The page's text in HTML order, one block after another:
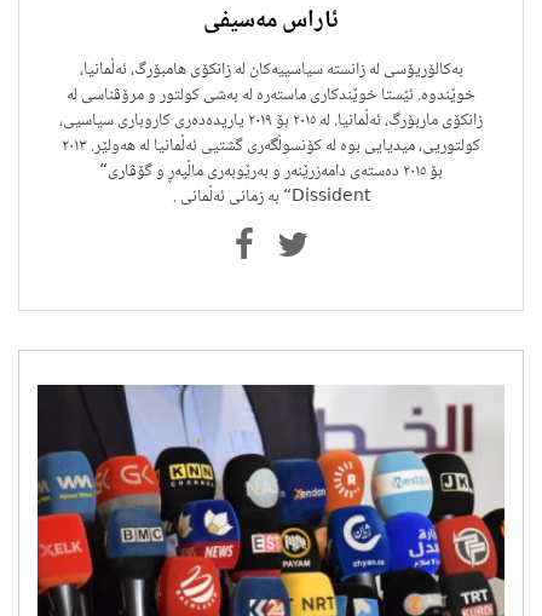
ئاراس مەسیفی
بەکالۆریۆسی لە زانستە سیاسییەکان لە زانکۆی هامبۆرگ، ئەڵمانیا،
خوێندوە. ئێستا خوێندکاری ماستەرە لە بەشی کولتور و مرۆڤناسی لە
زانکۆی ماربۆرگ، ئەڵمانیا. لە ٢٠١٥ بۆ ٢٠١٩ یاریدەدەری کاروباری سیاسیی،
کولتوریی، میدیایی بوە لە کۆنسوڵگەری گشتیی ئەڵمانیا لە هەولێر. ٢٠١٣
بۆ ٢٠١٥ دەستەی دامەزرێنەر و بەرێوبەری ماڵپەڕ و گۆڤاری“
Dissident“ بە زمانی ئەڵمانی .